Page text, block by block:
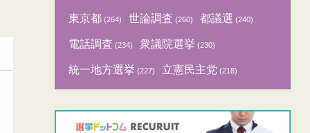
東京都 (264) 世論調査 (260) 都議選 (240)
電話調査 (234) 衆議院選挙 (230)
統一地方選挙 (227) 立憲民主党 (218)